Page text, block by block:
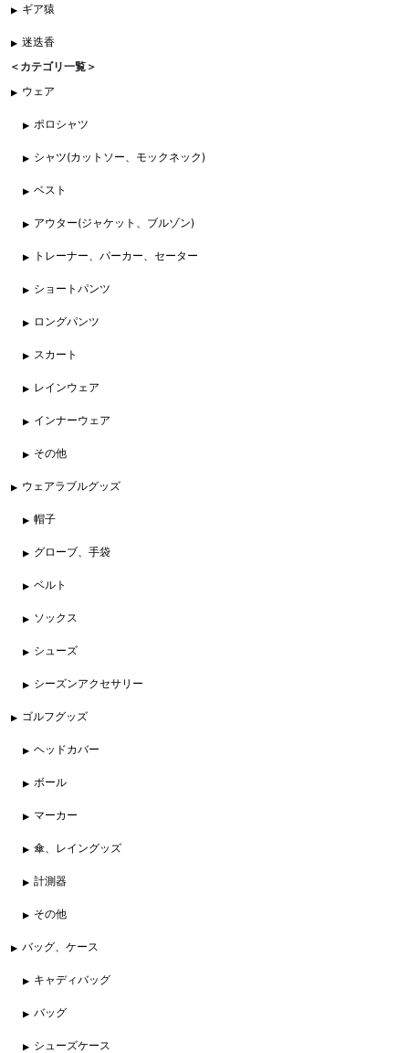
ギア猿
迷迭香
＜カテゴリ一覧＞
ウェア
ポロシャツ
シャツ(カットソー、モックネック)
ベスト
アウター(ジャケット、ブルゾン)
トレーナー、パーカー、セーター
ショートパンツ
ロングパンツ
スカート
レインウェア
インナーウェア
その他
ウェアラブルグッズ
帽子
グローブ、手袋
ベルト
ソックス
シューズ
シーズンアクセサリー
ゴルフグッズ
ヘッドカバー
ボール
マーカー
傘、レイングッズ
計測器
その他
バッグ、ケース
キャディバッグ
バッグ
シューズケース